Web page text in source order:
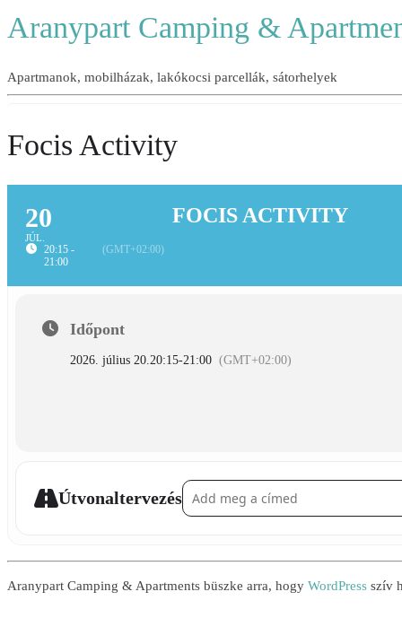
Aranypart Camping &
Apartmanok, mobilházak, lakókocsi parcellák, sátorhelyek
Focis Activity
20
JÚL.
20:15 -
21:00
(GMT+02:00)
FOCIS ACTIVITY
Időpont
2026. július 20. 20:15-21:00 (GMT+02:00)
ÚtvonaltervezésAddress - Focis Activity []
Aranypart Camping & Apartments büszke arra, hogy WordPress szív